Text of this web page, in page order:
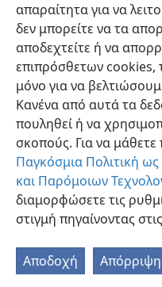
απαραίτητα για να
δεν μπορείτε να τα
αποδεχτείτε ή να
επιπρόσθετων cookies,
μόνο για να
Κανένα από αυτά τα
πουληθεί ή να
σκοπούς. Για να
Παγκόσμια Πολιτική
και Παρόμοιων
διαμορφώσετε τις
στιγμή πηγαίνοντας στις
Αποδοχή Απόρριψη
Ελληνική
Copyright© 2026 Watch Tower
Όροι Χρήσης